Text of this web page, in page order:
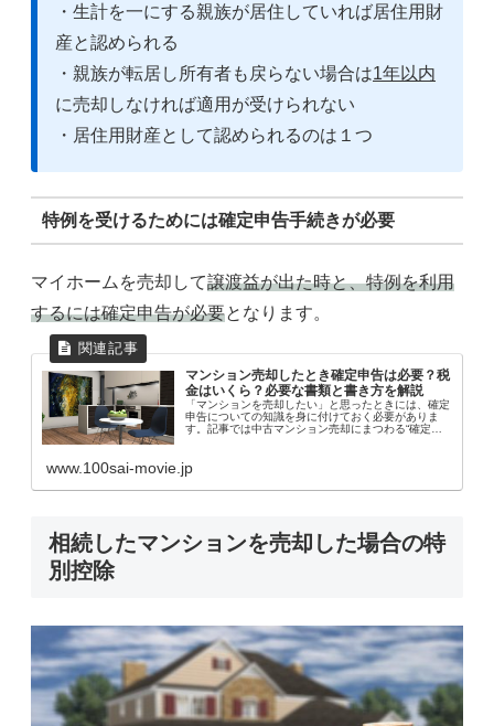
・生計を一にする親族が居住していれば居住用財
産と認められる
・親族が転居し所有者も戻らない場合は1年以内
に売却しなければ適用が受けられない
・居住用財産として認められるのは１つ
特例を受けるためには確定申告手続きが必要
マイホームを売却して譲渡益が出た時と、特例を利用
するには確定申告が必要となります。
マンション売却したとき確定申告は必要？税
金はいくら？必要な書類と書き方を解説
「マンションを売却したい」と思ったときには、確定
申告についての知識を身に付けておく必要がありま
す。記事では中古マンション売却にまつわる“確定申
ま
www.100sai-movie.jp
相続したマンションを売却した場合の特
別控除